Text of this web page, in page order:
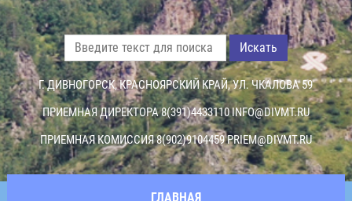
Искать
Г. ДИВНОГОРСК, КРАСНОЯРСКИЙ КРАЙ, УЛ. ЧКАЛОВА 59
ПРИЕМНАЯ ДИРЕКТОРА 8(391)4433110INFO@DIVMT.RU
ПРИЕМНАЯ КОМИССИЯ 8(902)9104459PRIEM@DIVMT.RU
ГЛАВНАЯ